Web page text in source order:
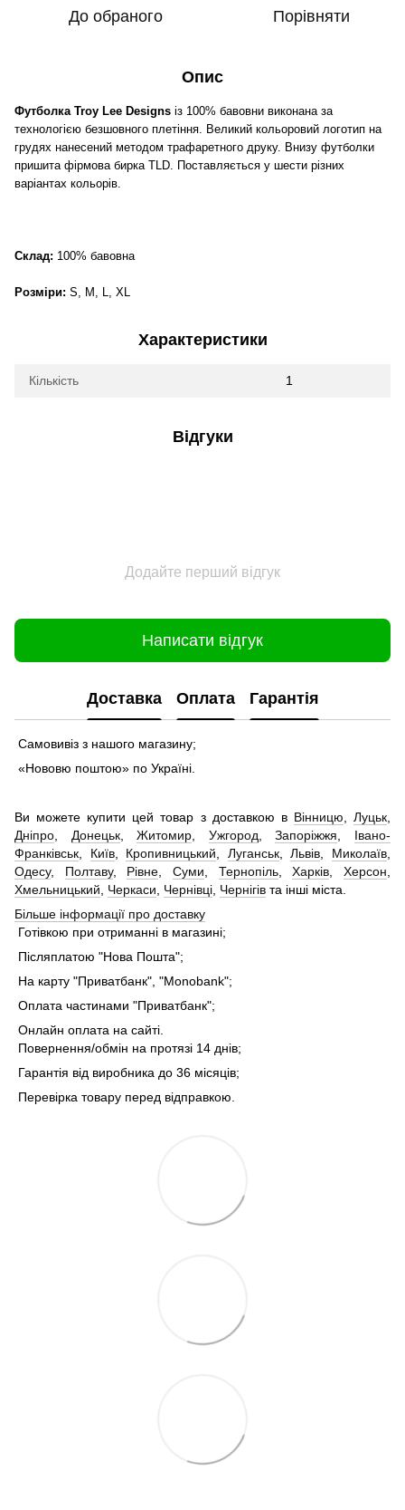
До обраного Порівняти
Опис
Футболка Troy Lee Designs із 100% бавовни виконана за
технологією безшовного плетіння. Великий кольоровий логотип на
грудях нанесений методом трафаретного друку. Внизу футболки
пришита фірмова бирка TLD. Поставляється у шести різних
варіантах кольорів.
Склад: 100% бавовна
Розміри: S, M, L, XL
Характеристики
Кількість 1
Відгуки
Додайте перший відгук
Написати відгук
Доставка Оплата Гарантія
Самовивіз з нашого магазину;
«Нововю поштою» по Україні.
Ви можете купити цей товар з доставкою в Вінницю ,Луцьк
Дніпро
Донецьк,Житомир Ужгород ,Запоріжжя
Івано-
Франківськ
Київ, Кропивницький Луганськ,Львів Миколаїв
Одесу, Полтаву, Рівне ,Суми Тернопіль,Харків ,Херсон
Хмельницький
Черкаси Чернівці Чернігів та інші міста.
Більше інформації про доставку
Готівкою при отриманні в магазині;
Післяплатою "Нова Пошта";
На карту "Приватбанк", "Monobank";
Оплата частинами "Приватбанк";
Онлайн оплата на сайті.
Повернення/обмін на протязі 14 днів;
Гарантія від виробника до 36 місяців;
Перевірка товару перед відправкою.